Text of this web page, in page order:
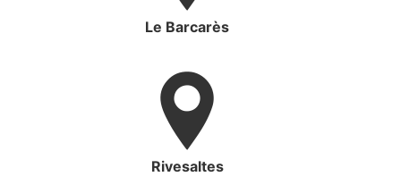
Le Barcarès
Rivesaltes